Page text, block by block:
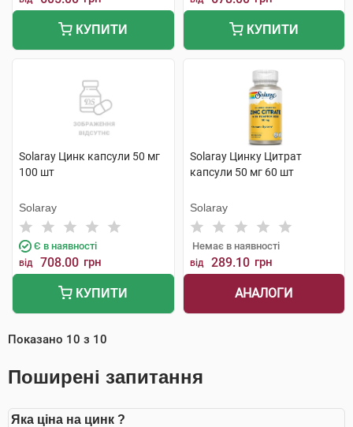
КУПИТИ КУПИТИ
Solaray Цинк капсули 50 мг
100 шт
Solaray
Є в наявності
від 708.00 грн
КУПИТИ
Solaray Цинку Цитрат
капсули 50 мг 60 шт
Solaray
Немає в наявності
від 289.10 грн
АНАЛОГИ
Показано 10 з 10
Поширені запитання
Яка ціна на цинк ?